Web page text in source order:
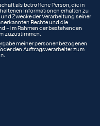
als betroffene Person, die in
Informationen erhalten zu
Zwecke der Verarbeitung seiner
Rechte und die
– im Rahmen der bestehenden
zuzustimmen.
meiner personenbezogenen
den Auftragsverarbeiter zum